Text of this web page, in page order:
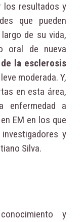
los resultados y
que pueden
de su vida,
oral de nueva
la esclerosis
leve moderada. Y,
en esta área,
enfermedad a
EM en los que
y
Silva.
y